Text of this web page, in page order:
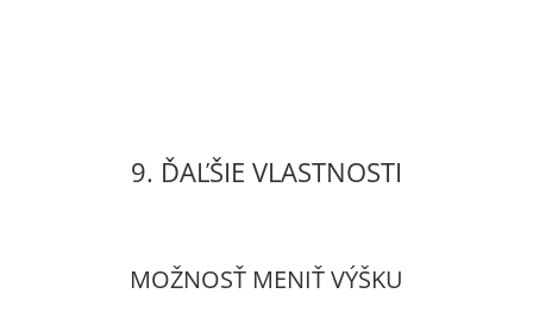
9. ĎAĽŠIE VLASTNOSTI
MOŽNOSŤ MENIŤ VÝŠKU